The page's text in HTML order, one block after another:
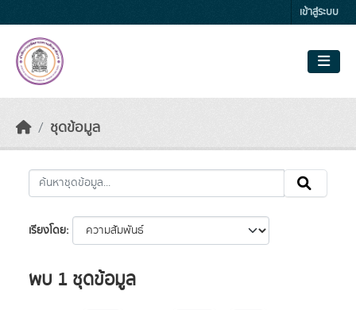
เข้าสู่ระบบ
ชุดข้อมูล
เรียงโดย
พบ 1 ชุดข้อมูล